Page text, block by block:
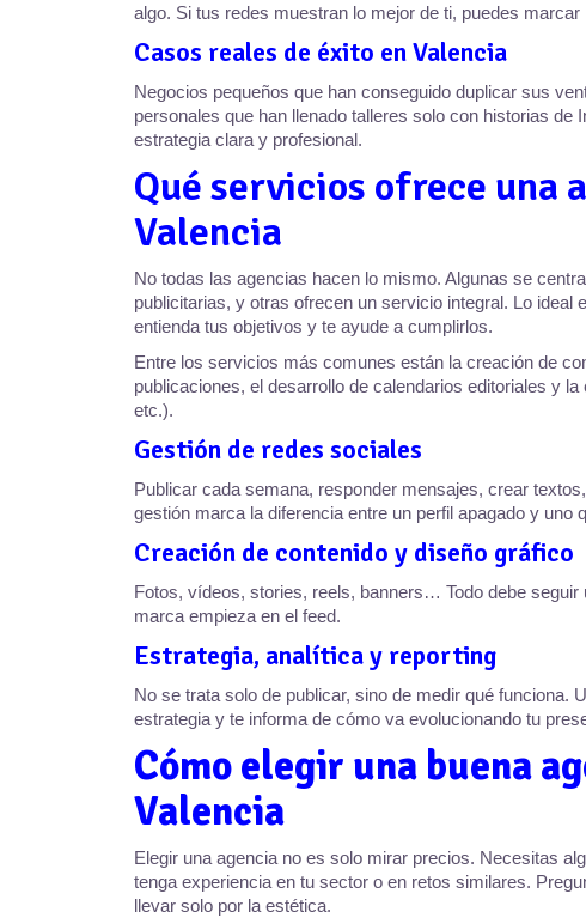
algo. Si tus redes muestran lo mejor de ti, puedes marcar
Casos reales de éxito en Valencia
Negocios pequeños que han conseguido duplicar sus
personales que han llenado talleres solo con historias
estrategia clara y profesional.
Qué servicios ofrece una
Valencia
No todas las agencias hacen lo mismo. Algunas se
publicitarias, y otras ofrecen un servicio integral. Lo ideal
entienda tus objetivos y te ayude a cumplirlos.
Entre los servicios más comunes están la creación de
publicaciones, el desarrollo de calendarios editoriales y
etc.).
Gestión de redes sociales
Publicar cada semana, responder mensajes, crear
gestión marca la diferencia entre un perfil apagado y uno
Creación de contenido y diseño gráfico
Fotos, vídeos, stories, reels, banners… Todo debe
marca empieza en el feed.
Estrategia, analítica y reporting
No se trata solo de publicar, sino de medir qué funciona.
estrategia y te informa de cómo va evolucionando tu
Cómo elegir una buena
Valencia
Elegir una agencia no es solo mirar precios. Necesitas
tenga experiencia en tu sector o en retos similares.
llevar solo por la estética.